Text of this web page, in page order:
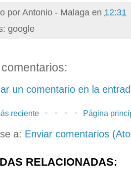
porAntonio - Malaga en 12:31
google
un comentario en la
reciente Página
a: Enviar comentarios
RELACIONADAS: